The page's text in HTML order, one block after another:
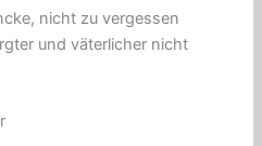
nicht zu vergessen
und väterlicher nicht